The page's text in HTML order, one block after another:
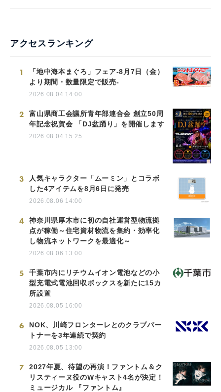
アクセスランキング
1
「地中海本まぐろ」フェア-8月7日（金）
より期間・数量限定で販売-
2026.08.04 14:00
2
富山県商工会議所青年部連合会 創立50周
年記念祝賀会 「DJ盆踊り」を開催します
2026.08.04 15:25
3
人気キャラクター「ムーミン」とコラボ
した4アイテムを8月6日に発売
2026.08.06 14:00
4
神奈川県厚木市に初の自社運営型物流拠
点が稼働～住宅資材物流を集約・効率化
し物流ネットワークを最適化～
2026.08.06 13:00
5
千葉市内にリチウムイオン電池などの小
型充電式電池回収ボックスを新たに15カ
所設置
2026.08.05 16:00
6
NOK、川崎フロンターレとのクラブパー
トナーを3年連続で契約
2026.08.05 13:00
7
2027年夏、待望の再演！ファントム＆ク
リスティーヌ役のWキャスト4名が決定！
ミュージカル 『ファントム』